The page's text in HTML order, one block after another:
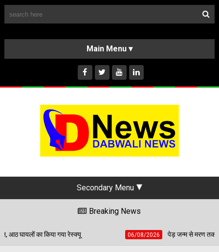
HOME
ABOUT US
INSTAGRAM
Secondary Menu
Breaking News
06/08/2026 पेड़ जन्म से मरण तक निभाते हैं साथ, बच्चों की